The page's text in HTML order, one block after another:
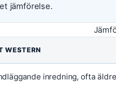
jämförelse.
WESTERN
inredning, ofta äldre